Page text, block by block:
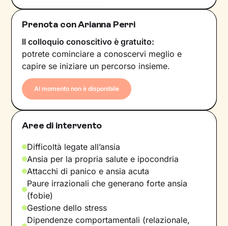
Prenota con Arianna Perri
Il colloquio conoscitivo è gratuito:
potrete cominciare a conoscervi meglio e
capire se iniziare un percorso insieme.
Al momento non è disponibile
Aree di intervento
Difficoltà legate all’ansia
Ansia per la propria salute e ipocondria
Attacchi di panico e ansia acuta
Paure irrazionali che generano forte ansia
(fobie)
Gestione dello stress
Dipendenze comportamentali (relazionale,